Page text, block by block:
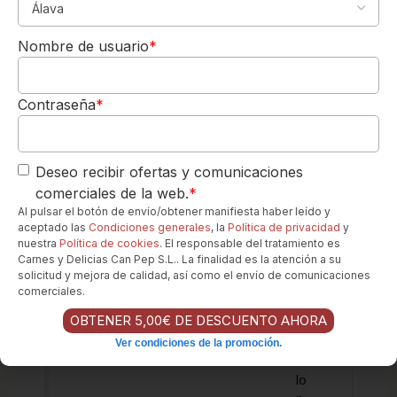
a
d
K
r
s
h
a
El
gi
lo
5,00€
DE REGALO
Para tu 1º pedido
Los quiero-->
Nombre de usuario*
Contraseña*
Deseo recibir ofertas y comunicaciones
comerciales de la web.*
Al pulsar el botón de envío/obtener manifiesta haber leído y
aceptado las Condiciones generales, la Política de privacidad y
nuestra Política de cookies. El responsable del tratamiento es
Carnes y Delicias Can Pep S.L.. La finalidad es la atención a su
solicitud y mejora de calidad, así como el envío de comunicaciones
comerciales.
OBTENER 5,00€ DE DESCUENTO AHORA
Ver condiciones de la promoción.